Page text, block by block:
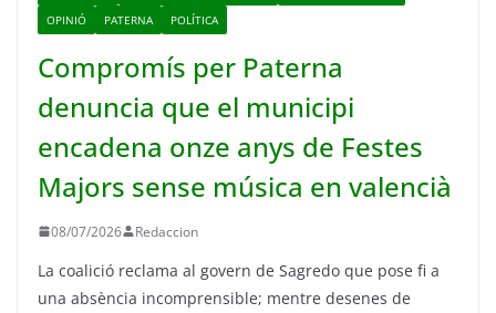
OPINIÓ
PATERNA POLÍTICA
Compromís per Paterna
denuncia que el municipi
encadena onze anys de Festes
Majors sense música en valencià
08/07/2026 Redaccion
La coalició reclama al govern de Sagredo que pose fi a
una absència incomprensible; mentre desenes de